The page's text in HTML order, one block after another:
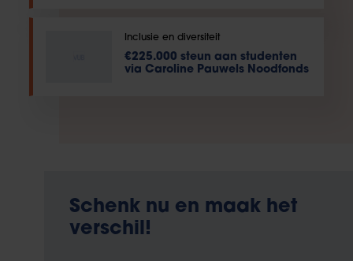
Inclusie en diversiteit
€225.000 steun aan studenten
via Caroline Pauwels Noodfonds
Schenk nu en maak het
verschil!